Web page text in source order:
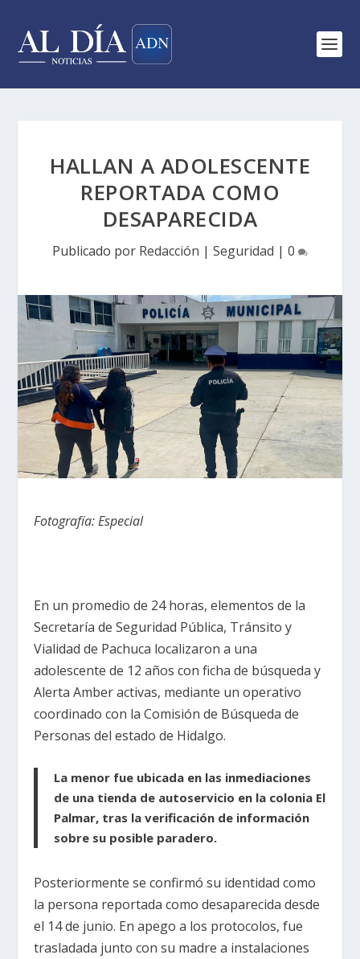
HALLAN A ADOLESCENTE
REPORTADA COMO
DESAPARECIDA
Publicado por Redacción | Seguridad | 0
Fotografía: Especial
En un promedio de 24 horas, elementos de la
Secretaría de Seguridad Pública, Tránsito y
Vialidad de Pachuca localizaron a una
adolescente de 12 años con ficha de búsqueda y
Alerta Amber activas, mediante un operativo
coordinado con la Comisión de Búsqueda de
Personas del estado de Hidalgo.
La menor fue ubicada en las inmediaciones
de una tienda de autoservicio en la colonia El
Palmar, tras la verificación de información
sobre su posible paradero.
Posteriormente se confirmó su identidad como
la persona reportada como desaparecida desde
el 14 de junio. En apego a los protocolos, fue
trasladada junto con su madre a instalaciones